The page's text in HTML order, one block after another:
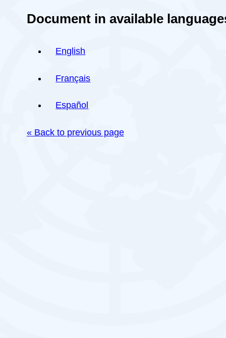
Document in available
English
Français
Español
« Back to previous page